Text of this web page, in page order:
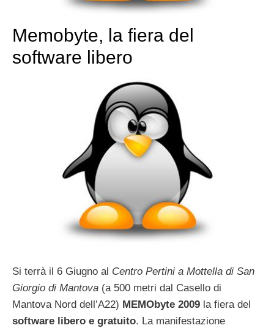
Memobyte, la fiera del
software libero
Si terrà il 6 Giugno al Centro Pertini a Mottella di San
Giorgio di Mantova (a 500 metri dal Casello di
Mantova Nord dell’A22) MEMObyte 2009 la fiera del
software libero e gratuito. La manifestazione